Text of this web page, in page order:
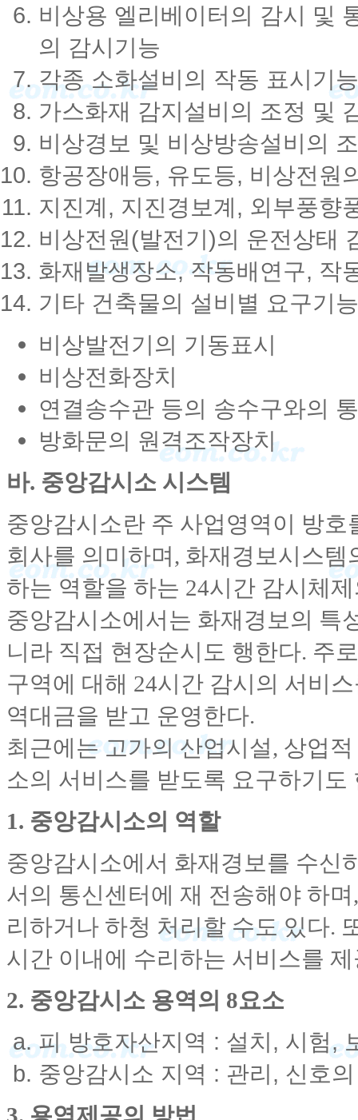
비상용 엘리베이터의 감시 및
의 감시기능
각종 소화설비의 작동 표시기
가스화재 감지설비의 조정 및
비상경보 및 비상방송설비의
항공장애등, 유도등, 비상전원
지진계, 지진경보계, 외부풍향
비상전원(발전기)의 운전상태
화재발생장소, 작동배연구, 작
기타 건축물의 설비별 요구기능
비상발전기의 기동표시
비상전화장치
연결송수관 등의 송수구와의
방화문의 원격조작장치
바. 중앙감시소 시스템
중앙감시소란 주 사업영역이 방
회사를 의미하며, 화재경보시스
하는 역할을 하는 24시간 감시체
중앙감시소에서는 화재경보의 특
니라 직접 현장순시도 행한다. 주
구역에 대해 24시간 감시의 서비
역대금을 받고 운영한다.
최근에는 고가의 산업시설, 상업
소의 서비스를 받도록 요구하기도
1. 중앙감시소의 역할
중앙감시소에서 화재경보를 수신
서의 통신센터에 재 전송해야 하
리하거나 하청 처리할 수도 있다.
시간 이내에 수리하는 서비스를
2. 중앙감시소 용역의 8요소
피 방호자산지역 : 설치, 시험,
중앙감시소 지역 : 관리, 신호
3. 용역제공의 방법